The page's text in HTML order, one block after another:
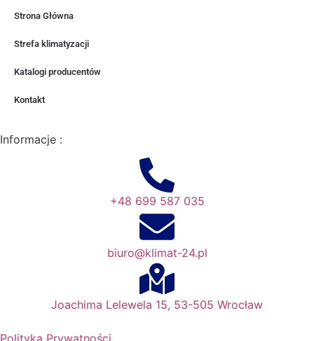
Strona Główna
Strefa klimatyzacji
Katalogi producentów
Kontakt
Informacje :
+48 699 587 035
biuro@klimat-24.pl
Joachima Lelewela 15, 53-505 Wrocław